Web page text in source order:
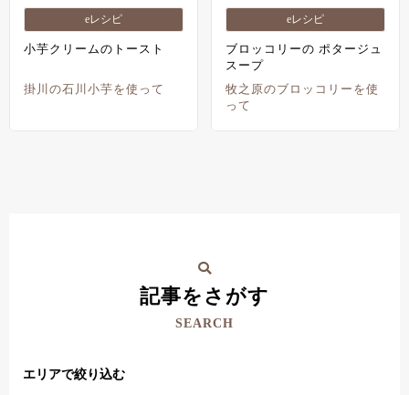
eレシピ
小芋クリームのトースト
掛川の石川小芋を使って
eレシピ
ブロッコリーの ポタージュ
スープ
牧之原のブロッコリーを使
って
記事をさがす
SEARCH
エリアで絞り込む